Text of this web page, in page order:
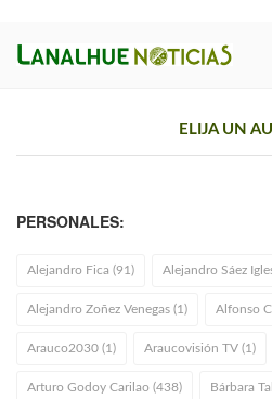
ELIJA UN
PERSONALES:
Alejandro Fica (91) Alejandro Sáez
Alejandro Zoñez Venegas (1) Alfonso
Arauco2030 (1) Araucovisión TV (1)
Arturo Godoy Carilao (438) Bárbara